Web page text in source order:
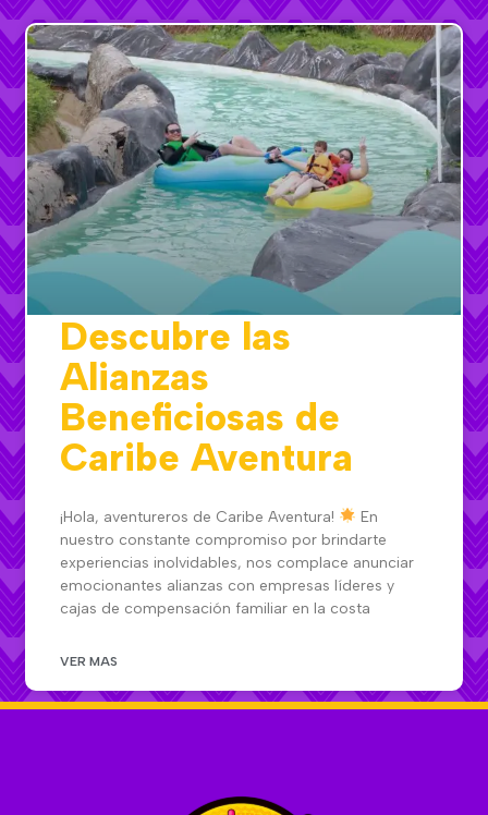
Descubre las
Alianzas
Beneficiosas de
Caribe Aventura
¡Hola, aventureros de Caribe Aventura!
En
nuestro constante compromiso por brindarte
experiencias inolvidables, nos complace anunciar
emocionantes alianzas con empresas líderes y
cajas de compensación familiar en la costa
VER MAS